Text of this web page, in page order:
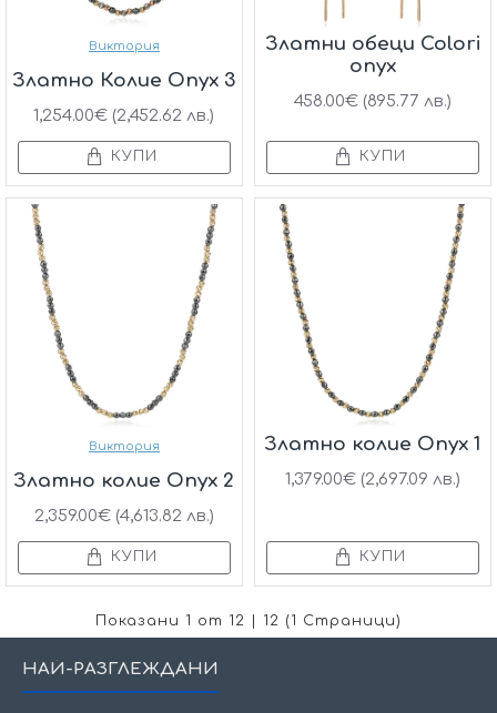
Виктория
Златно Колие Onyx 3
1,254.00€ (2,452.62 лв.)
КУПИ
Златни обеци Colori
onyx
458.00€ (895.77 лв.)
КУПИ
Виктория
Златно колие Onyx 2
2,359.00€ (4,613.82 лв.)
КУПИ
Златно колие Onyx 1
1,379.00€ (2,697.09 лв.)
КУПИ
Показани 1 от 12 | 12 (1 Страници)
НАЙ-РАЗГЛЕЖДАНИ